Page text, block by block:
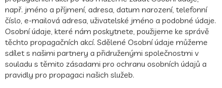
např. jméno a příjmení, adresa, datum narození, telefonní
číslo, e-mailová adresa, uživatelské jméno a podobné údaje.
Osobní údaje, které nám poskytnete, použijeme ke správě
těchto propagačních akcí. Sdělené Osobní údaje můžeme
sdílet s našimi partnery a přidruženými společnostmi v
souladu s těmito zásadami pro ochranu osobních údajů a
pravidly pro propagaci našich služeb.